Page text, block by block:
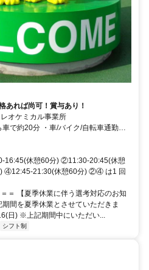
れば尚可！賞与あり！
オケミカル事業所
で約20分 ・車/バイク/自転車通勤と
16:45(休憩60分) ②11:30-20:45(休憩
④12:45-21:30(休憩60分) ②④ は1 回
＝ 【夏季休業に伴う選考対応のお知
間を夏季休業とさせていただきま
日) ※上記期間中にいただい...
シフト制